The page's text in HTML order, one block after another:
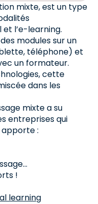
mixte, est un type
l’e-learning.
modules sur un
téléphone) et
un formateur.
cette
dans les
mixte a su
entreprises qui
:
!
learning